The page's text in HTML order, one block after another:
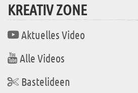
KREATIV ZONE
Aktuelles Video
Alle Videos
Bastelideen